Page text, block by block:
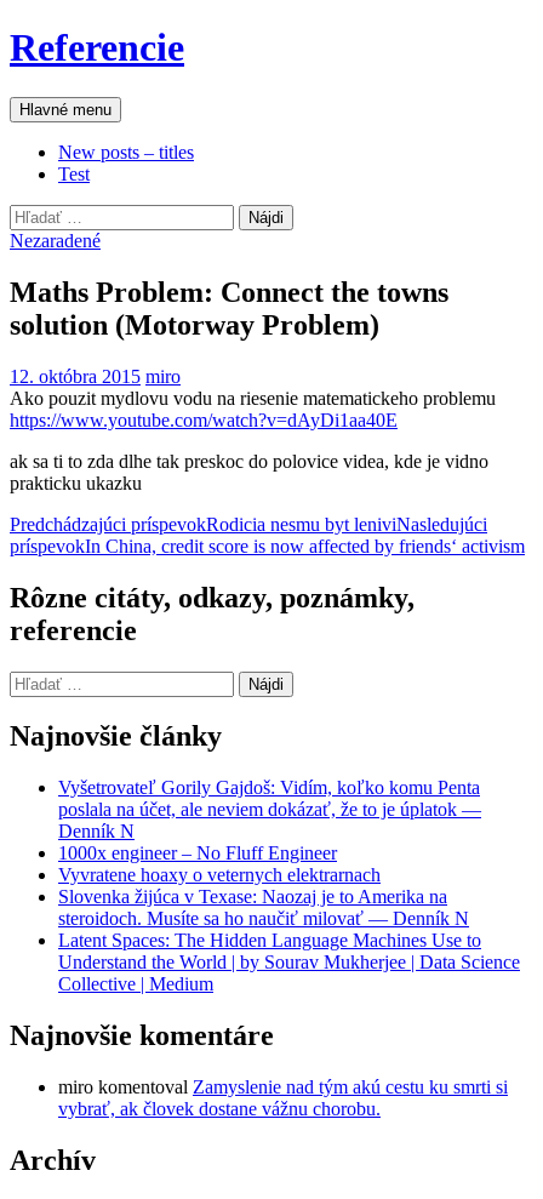
Preskočiť
na
Referencie
Hľadať
Hlavné menu
New posts – titles
Test
Hľadať:
Nezaradené
Maths Problem: Connect the towns
solution (Motorway Problem)
12. októbra 2015 miro
Ako pouzit mydlovu vodu na riesenie matematickeho problemu
https://www.youtube.com/watch?v=dAyDi1aa40E
ak sa ti to zda dlhe tak preskoc do polovice videa, kde je vidno
prakticku ukazku
Navigácia
článkami
Predchádzajúci príspevokRodicia nesmu byt leniviNasledujúci
príspevokIn China, credit score is now affected by friends‘ activism
Rôzne citáty, odkazy, poznámky,
referencie
Hľadať:
Najnovšie články
Vyšetrovateľ Gorily Gajdoš: Vidím, koľko komu Penta
poslala na účet, ale neviem dokázať, že to je úplatok —
Denník N
1000x engineer – No Fluff Engineer
Vyvratene hoaxy o veternych elektrarnach
Slovenka žijúca v Texase: Naozaj je to Amerika na
steroidoch. Musíte sa ho naučiť milovať — Denník N
Latent Spaces: The Hidden Language Machines Use to
Understand the World | by Sourav Mukherjee | Data Science
Collective | Medium
Najnovšie komentáre
miro komentoval Zamyslenie nad tým akú cestu ku smrti si
vybrať, ak človek dostane vážnu chorobu.
Archív